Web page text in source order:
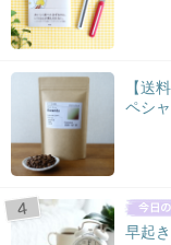
【送
ペシ
早起